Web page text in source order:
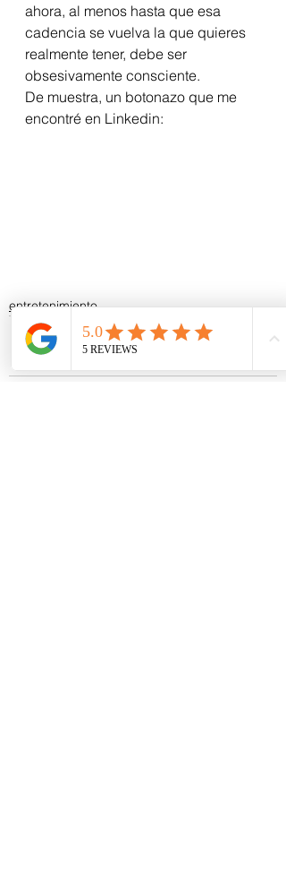
ahora, al menos hasta que esa
cadencia se vuelva la que quieres
realmente tener, debe ser
obsesivamente consciente.
De muestra, un botonazo que me
encontré en Linkedin:
entretenimiento